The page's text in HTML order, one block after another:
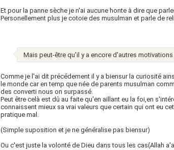
Et pour la panne sèche je n'ai aucune honte à dire que
Personellement plus je cotoie des musulman et parle de
Mais peut-être qu'il y a encore d'autres
Comme je l'ai dit précédement il y a biensur la curiosité
le monde car en temp que née de parents musulman
des converti nous on surpassé.
Peut être celà est dû au faite qu'en aillant eu la foi,en
connaissent mieux sa vrai valeurs que certain qui ont eu
pratique mal.
(Simple suposition et je ne généralise pas biensur)
Ou c'est juste la volonté de Dieu dans tous les cas(Allah